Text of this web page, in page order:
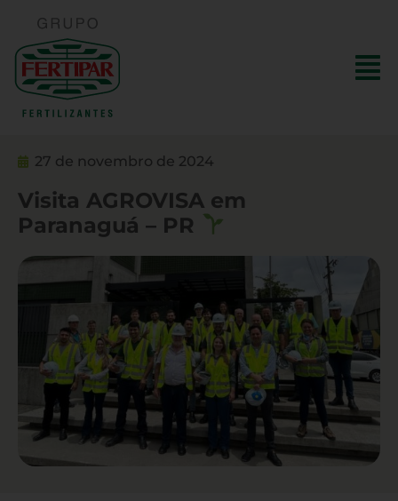
27 de novembro de 2024
Visita AGROVISA em
Paranaguá – PR